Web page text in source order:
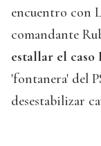
encuentro con
comandante
estallar el caso
'fontanera' del
desestabilizar